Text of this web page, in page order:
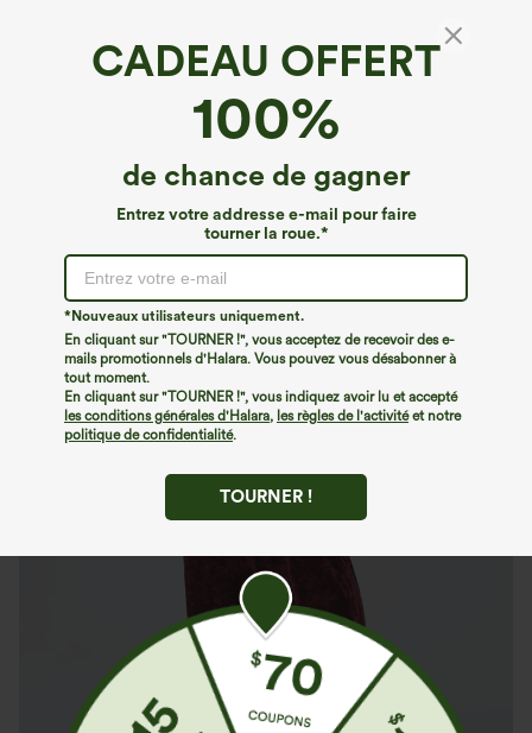
CADEAU OFFERT
100%
de chance de gagner
Entrez votre addresse e-mail pour faire
tourner la roue.*
*Nouveaux utilisateurs uniquement.
En cliquant sur "TOURNER !", vous acceptez de recevoir des e-
mails promotionnels d'Halara. Vous pouvez vous désabonner à
tout moment.
En cliquant sur "TOURNER !", vous indiquez avoir lu et accepté
les conditions générales d'Halara, les règles de l'activitéet notre
politique de confidentialité.
TOURNER !
Pantalon décontracté en velours, taille haute,
coupe droite, avec poches
€35,95 EUR